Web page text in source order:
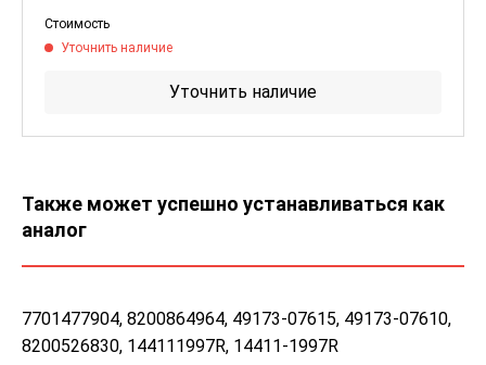
Стоимость
Уточнить наличие
Уточнить наличие
Также может успешно устанавливаться как
аналог
7701477904, 8200864964, 49173-07615, 49173-07610,
8200526830, 144111997R, 14411-1997R